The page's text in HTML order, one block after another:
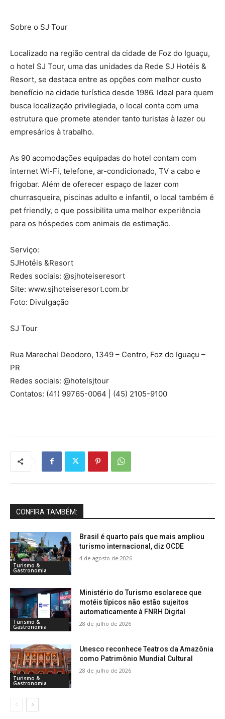
Sobre o SJ Tour
Localizado na região central da cidade de Foz do Iguaçu,
o hotel SJ Tour, uma das unidades da Rede SJ Hotéis &
Resort, se destaca entre as opções com melhor custo
benefício na cidade turística desde 1986. Ideal para quem
busca localização privilegiada, o local conta com uma
estrutura que promete atender tanto turistas à lazer ou
empresários à trabalho.
As 90 acomodações equipadas do hotel contam com
internet Wi-Fi, telefone, ar-condicionado, TV a cabo e
frigobar. Além de oferecer espaço de lazer com
churrasqueira, piscinas adulto e infantil, o local também é
pet friendly, o que possibilita uma melhor experiência
para os hóspedes com animais de estimação.
Serviço:
SJHotéis &Resort
Redes sociais: @sjhoteiseresort
Site: www.sjhoteiseresort.com.br
Foto: Divulgação
SJ Tour
Rua Marechal Deodoro, 1349 – Centro, Foz do Iguaçu –
PR
Redes sociais: @hotelsjtour
Contatos: (41) 99765-0064 | (45) 2105-9100
CONFIRA TAMBÉM:
Turismo &
Gastronomia
Brasil é quarto país que mais ampliou
turismo internacional, diz OCDE
4 de agosto de 2026
Turismo &
Gastronomia
Ministério do Turismo esclarece que
motéis típicos não estão sujeitos
automaticamente à FNRH Digital
28 de julho de 2026
Turismo &
Gastronomia
Unesco reconhece Teatros da Amazônia
como Patrimônio Mundial Cultural
28 de julho de 2026